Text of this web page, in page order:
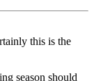
this is the
season should